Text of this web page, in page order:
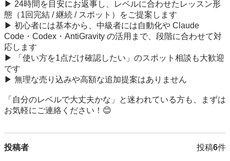
▶ 24時間を目安にお返事し、レベルに合わせたレッスン形
態（1回完結 / 継続 / スポット）をご提案します
▶ 初心者には基本から、中級者には自動化や Claude
Code・Codex・AntiGravity の活用まで、段階に合わせて対
応します
▶ 「使い方を1点だけ確認したい」のスポット相談も大歓迎
です
▶ 無理な売り込みや高額な追加提案はありません
「自分のレベルで大丈夫かな」と迷われている方も、まずは
お気軽にご連絡ください！😊
投稿者 投稿6件